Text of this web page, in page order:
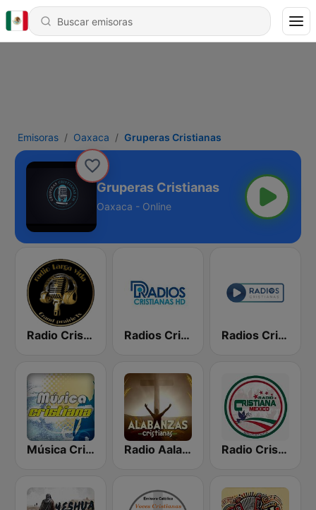
Emisoras Oaxaca Gruperas Cristianas
Gruperas Cristianas
Oaxaca - Online
Radio Cristiana Larga Vida Texas Radios Cristianas HD Radios Cristianas
Música Cristiana Radio Aalabanzas Cristianas Radio Cristiana México